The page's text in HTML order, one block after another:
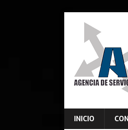
INICIO